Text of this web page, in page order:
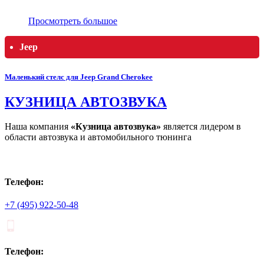
Просмотреть большое
Jeep
Маленький стелс для Jeep Grand Cherokee
КУЗНИЦА АВТОЗВУКА
Наша компания «Кузница автозвука» является лидером в
области автозвука и автомобильного тюнинга
Телефон:
+7 (495) 922-50-48
Телефон: